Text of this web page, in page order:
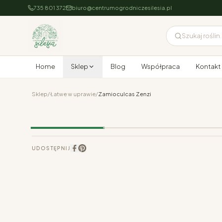
735 801 372 biuro@centrumogrodniczesilesia.pl
Szukaj
Home Sklep Blog Współpraca Kontakt
Sklep/Łatwe w uprawie/Zamioculcas Zenzi
UDOSTĘPNIJ